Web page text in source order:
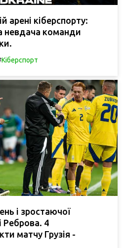
арені кіберспорту:
невдача команди
Кіберспорт
і зростаючої
Реброва. 4
матчу Грузія -